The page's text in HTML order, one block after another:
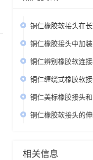
铜仁橡胶软接头的
相关信息